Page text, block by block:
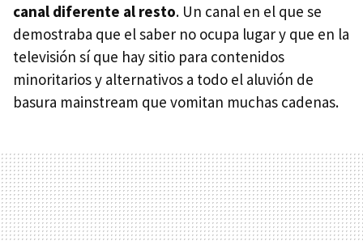
canal diferente al resto. Un canal en el que se
demostraba que el saber no ocupa lugar y que en la
televisión sí que hay sitio para contenidos
minoritarios y alternativos a todo el aluvión de
basura mainstream que vomitan muchas cadenas.